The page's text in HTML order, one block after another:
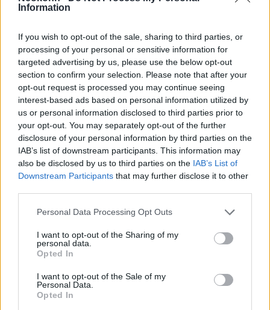
Information
If you wish to opt-out of the sale, sharing to third parties, or
processing of your personal or sensitive information for
targeted advertising by us, please use the below opt-out
section to confirm your selection. Please note that after your
opt-out request is processed you may continue seeing
interest-based ads based on personal information utilized by
us or personal information disclosed to third parties prior to
your opt-out. You may separately opt-out of the further
disclosure of your personal information by third parties on the
IAB’s list of downstream participants. This information may
also be disclosed by us to third parties on the IAB’s List of
Downstream Participants that may further disclose it to other
Please note that this website/app uses one or more Google
not limited to your visit or usage behaviour. You may click to
grant or deny consent to Google and its third-party tags to
use your data for below specified purposes in below Google
consent section.
Personal Data Processing Opt Outs
I want to opt-out of the Sharing of my
personal data.
Opted In
I want to opt-out of the Sale of my
Personal Data.
Opted In
Az Israel Aerospace Industries (IAI) és az Elbit
Systems együttműködésében kifejlesztett
Rampage az Elbit EXTRA rakétáján alapul. Az
eredetileg földi indításra tervezett Rampage-
t átalakították, hogy a repülőgépekről
indítva nagyobb hatótávolságot és
sebességet érjen el.
A 4,7 méter hosszú, 30,6 cm átmérőjű és 570
kg tömegű rakéta 150 kg-os robbanófejet
parancsnoki központok és más kritikus
fontosságú célpontok ellen. F-15, F-16 és F-
35 repülőgépekről is indítható. A meglévő
viszonylag megfizethetővé teszi,
egységenként néhány százezer dollárba kerül.